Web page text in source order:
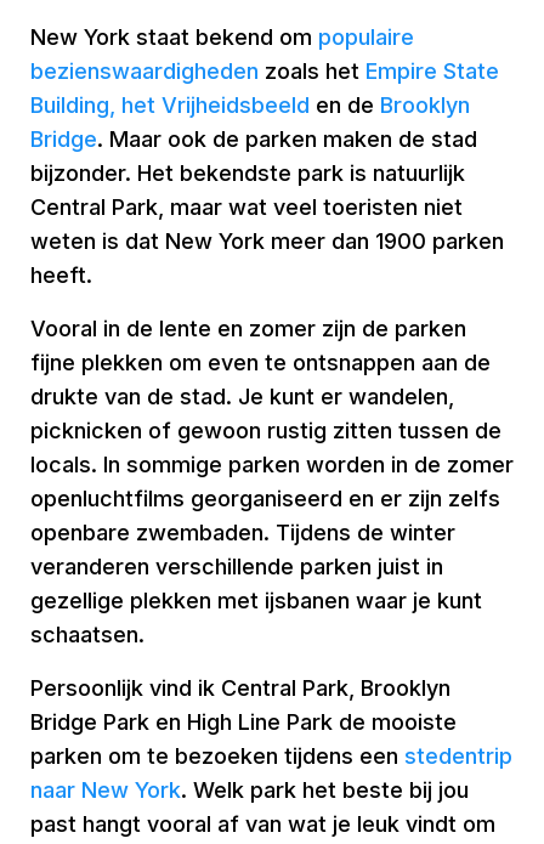
New York staat bekend om populaire
bezienswaardigheden zoals het Empire State
Building, het Vrijheidsbeeld en de Brooklyn
Bridge. Maar ook de parken maken de stad
bijzonder. Het bekendste park is natuurlijk
Central Park, maar wat veel toeristen niet
weten is dat New York meer dan 1900 parken
heeft.
Vooral in de lente en zomer zijn de parken
fijne plekken om even te ontsnappen aan de
drukte van de stad. Je kunt er wandelen,
picknicken of gewoon rustig zitten tussen de
locals. In sommige parken worden in de zomer
openluchtfilms georganiseerd en er zijn zelfs
openbare zwembaden. Tijdens de winter
veranderen verschillende parken juist in
gezellige plekken met ijsbanen waar je kunt
schaatsen.
Persoonlijk vind ik Central Park, Brooklyn
Bridge Park en High Line Park de mooiste
parken om te bezoeken tijdens een stedentrip
naar New York. Welk park het beste bij jou
past hangt vooral af van wat je leuk vindt om